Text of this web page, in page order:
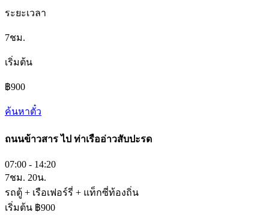
ระยะเวลา
7ชม.
เริ่มต้น
฿900
ค้นหาตั๋ว
ถนนข้าวสารไป ท่าเรืออ่าวสับปะรด
07:00 - 14:20
7ชม. 20น.
รถตู้ + เรือเฟอร์รี่ + แท็กซี่ท้องถิ่น
เริ่มต้น ฿900